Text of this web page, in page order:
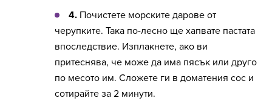
4. Почистете морските дарове от
черупките. Така по-лесно ще хапвате пастата
впоследствие. Изплакнете, ако ви
притеснява, че може да има пясък или друго
по месото им. Сложете ги в доматения сос и
сотирайте за 2 минути.